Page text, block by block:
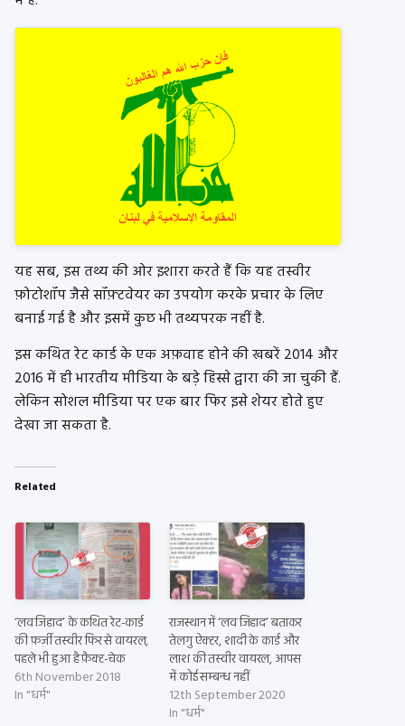
यह सब, इस तथ्य की ओर इशारा करते हैं कि यह तस्वीर
फ़ोटोशॉप जैसे सॉफ़्टवेयर का उपयोग करके प्रचार के लिए
बनाई गई है और इसमें कुछ भी तथ्यपरक नहीं है.
इस कथित रेट कार्ड के एक अफ़वाह होने की खबरें 2014 और
2016 में ही भारतीय मीडिया के बड़े हिस्से द्वारा की जा चुकी हैं.
लेकिन सोशल मीडिया पर एक बार फिर इसे शेयर होते हुए
देखा जा सकता है.
Related
‘लव जिहाद’ के कथित रेट-कार्ड
की फ़र्ज़ी तस्वीर फिर से वायरल,
पहले भी हुआ है फ़ैक्ट-चेक
6th November 2018
In "धर्म"
राजस्थान में ‘लव जिहाद’ बताकर
तेलगु ऐक्टर, शादी के कार्ड और
लाश की तस्वीर वायरल, आपस
में कोई सम्बन्ध नहीं
12th September 2020
In "धर्म"